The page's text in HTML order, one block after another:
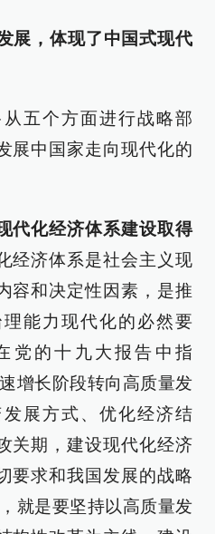
展，体现了中国式现代
五个方面进行战略部
展中国家走向现代化的
代化经济体系建设取得
经济体系是社会主义现
容和决定性因素，是推
能力现代化的必然要
党的十九大报告中指
增长阶段转向高质量发
展方式、优化经济结
关期，建设现代化经济
要求和我国发展的战略
就是要坚持以高质量发